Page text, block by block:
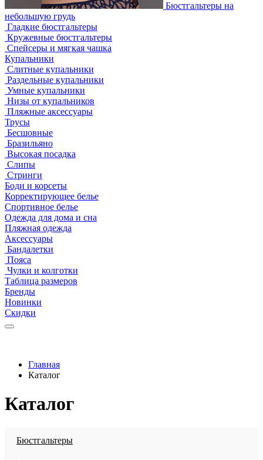
Бюстгальтеры на
небольшую грудь
Гладкие бюстгальтеры
Кружевные бюстгальтеры
Спейсеры и мягкая чашка
Купальники
Слитные купальники
Раздельные купальники
Умные купальники
Низы от купальников
Пляжные аксессуары
Трусы
Бесшовные
Бразильяно
Высокая посадка
Слипы
Стринги
Боди и корсеты
Корректирующее белье
Спортивное белье
Одежда для дома и сна
Пляжная одежда
Аксессуары
Бандалетки
Пояса
Чулки и колготки
Таблица размеров
Бренды
Новинки
Скидки
Главная
Каталог
Каталог
Бюстгальтеры